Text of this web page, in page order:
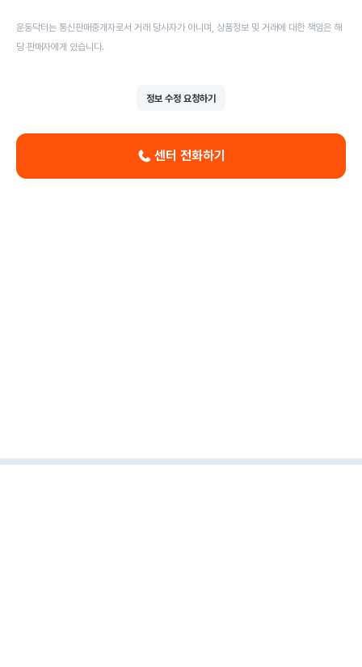
운동닥터는 통신판매중개자로서 거래 당사자가 아니며, 상품정보 및 거래에 대한 책임은 해
당 판매자에게 있습니다.
정보 수정 요청하기
센터 전화하기